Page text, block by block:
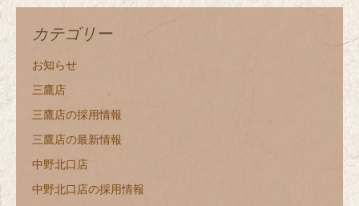
カテゴリー
お知らせ
三鷹店
三鷹店の採用情報
三鷹店の最新情報
中野北口店
中野北口店の採用情報